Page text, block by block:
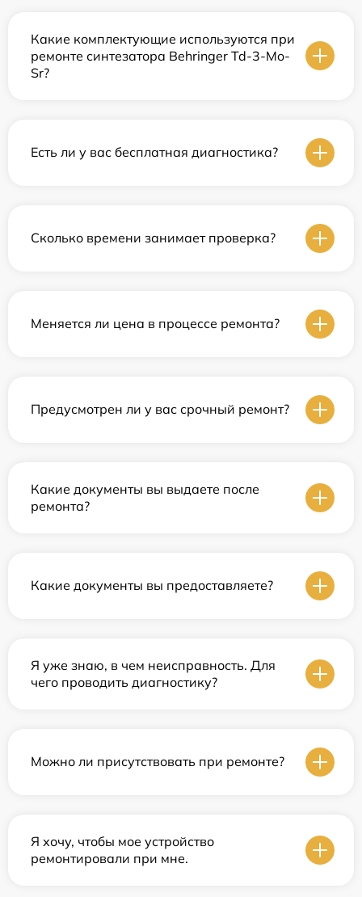
Какие комплектующие используются при
ремонте синтезатора Behringer Td-3-Mo-
Sr?
Есть ли у вас бесплатная диагностика?
Сколько времени занимает проверка?
Меняется ли цена в процессе ремонта?
Предусмотрен ли у вас срочный ремонт?
Какие документы вы выдаете после
ремонта?
Какие документы вы предоставляете?
Я уже знаю, в чем неисправность. Для
чего проводить диагностику?
Можно ли присутствовать при ремонте?
Я хочу, чтобы мое устройство
ремонтировали при мне.